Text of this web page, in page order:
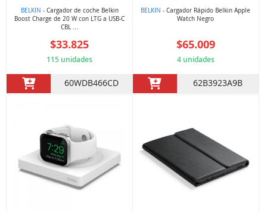
BELKIN - Cargador de coche Belkin
Boost Charge de 20 W con LTG a USB-C
CBL ...
$33.825
115 unidades
60WDB466CD
BELKIN - Cargador Rápido Belkin Apple
Watch Negro
$65.009
4 unidades
62B3923A9B